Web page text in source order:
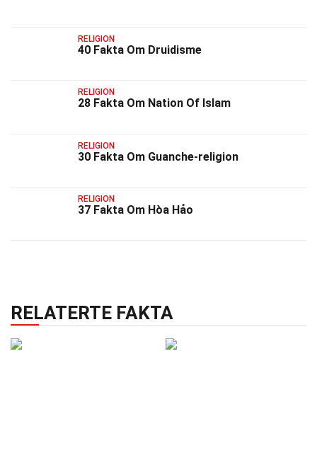
RELIGION
40 Fakta Om Druidisme
RELIGION
28 Fakta Om Nation Of Islam
RELIGION
30 Fakta Om Guanche-religion
RELIGION
37 Fakta Om Hòa Hảo
RELATERTE FAKTA